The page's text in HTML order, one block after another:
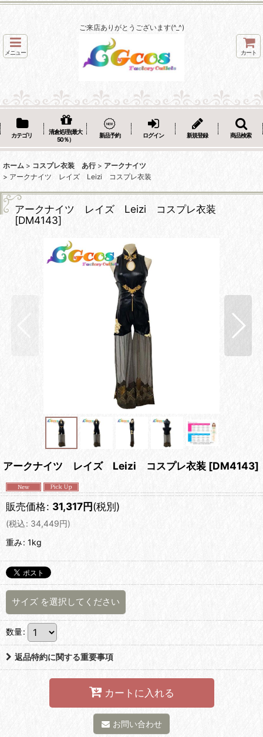
ご来店ありがとうございます(^_^)
メニュー カート
カテゴリ
清倉処理(最大
50％）
新品予約 ログイン 新規登録 商品検索
ホーム > コスプレ衣装 あ行 > アークナイツ
> アークナイツ レイズ Leizi コスプレ衣装
アークナイツ レイズ Leizi コスプレ衣装
[DM4143]
アークナイツ レイズ Leizi コスプレ衣装 [DM4143]
販売価格: 31,317円(税別)
(税込: 34,449円)
重み: 1kg
サイズ を選択してください
数量:
返品特約に関する重要事項
カートに入れる
お問い合わせ